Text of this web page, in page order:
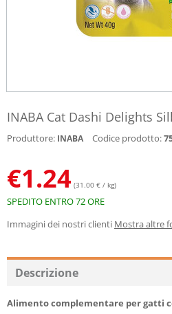
INABA Cat Dashi Delights
Produttore: INABA Codice prodotto:
€1.24 (31.00 € / kg)
SPEDITO ENTRO 72 ORE
Immagini dei nostri clienti Mostra altre
Descrizione
Alimento complementare per gatti